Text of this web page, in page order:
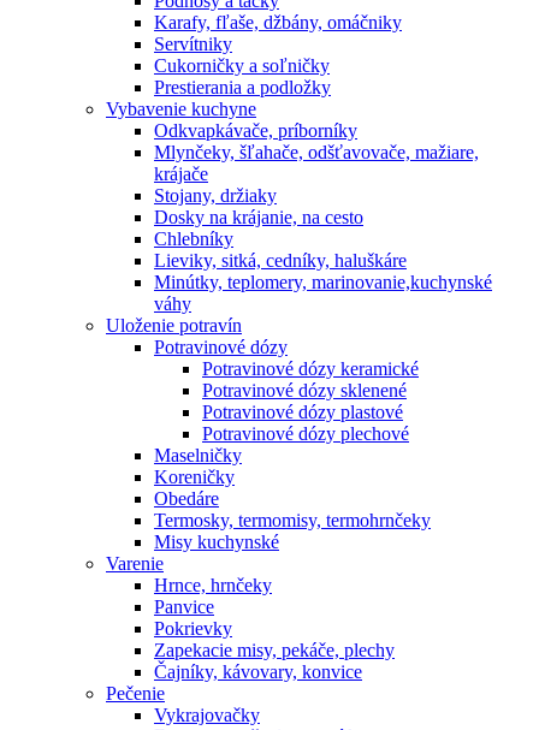
Karafy, fľaše, džbány, omáčniky
Servítniky
Cukorničky a soľničky
Prestierania a podložky
Vybavenie kuchyne
Odkvapkávače, príborníky
Mlynčeky, šľahače, odšťavovače, mažiare,
krájače
Stojany, držiaky
Dosky na krájanie, na cesto
Chlebníky
Lieviky, sitká, cedníky, haluškáre
Minútky, teplomery, marinovanie,kuchynské
váhy
Uloženie potravín
Potravinové dózy
Potravinové dózy keramické
Potravinové dózy sklenené
Potravinové dózy plastové
Potravinové dózy plechové
Maselničky
Koreničky
Obedáre
Termosky, termomisy, termohrnčeky
Misy kuchynské
Varenie
Hrnce, hrnčeky
Panvice
Pokrievky
Zapekacie misy, pekáče, plechy
Čajníky, kávovary, konvice
Pečenie
Vykrajovačky